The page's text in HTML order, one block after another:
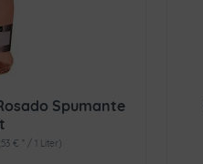
Spumante
€ * / 1 Liter)